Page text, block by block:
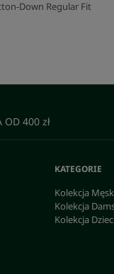
Down Regular Fit
OD 400 zł
KATEGORIE
Kolekcja
Kolekcja
Kolekcja